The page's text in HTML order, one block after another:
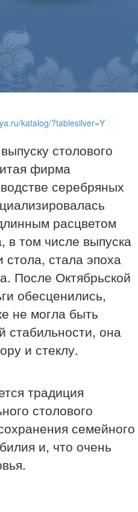
katalog/?tablesilver=Y
столового
фирма
серебряных
расцветом
в том числе выпуска
стола, стала эпоха
После Октябрьской
обесценились,
не могла быть
стабильности, она
и стеклу.
традиция
столового
семейного
и, что очень